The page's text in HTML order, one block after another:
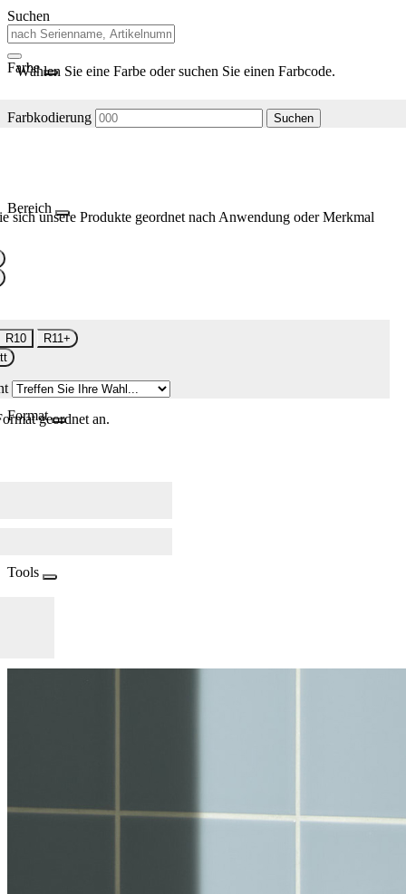
Suchen
Farbe
Wählen Sie eine Farbe oder suchen Sie einen Farbcode.
Farbkodierung Suchen
Bereich
sich unsere Produkte geordnet nach Anwendung oder Merkmal
R10
R11+
Formatgeordnet an.
Tools